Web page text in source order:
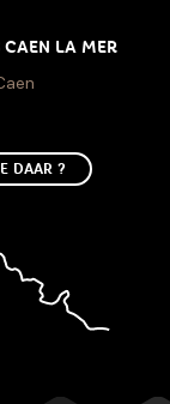
CAEN LA MER
DAAR ?